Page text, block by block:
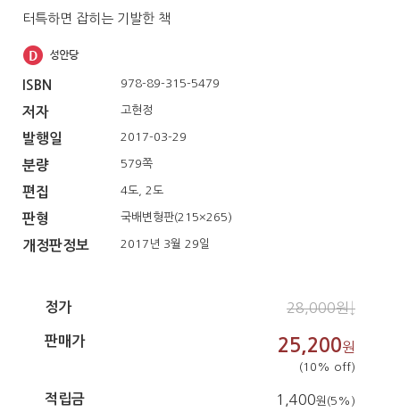
터특하면 잡히는 기발한 책
ISBN 978-89-315-5479
저자 고현정
발행일 2017-03-29
분량 579쪽
편집 4도, 2도
판형 국배변형판(215×265)
개정판정보 2017년 3월 29일
정가 28,000원↓
판매가 25,200원
(10% off)
적립금 1,400원(5%)